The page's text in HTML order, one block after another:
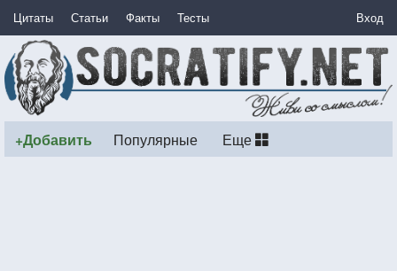
Цитаты Статьи Факты Тесты Вход
+Добавить Популярные Еще